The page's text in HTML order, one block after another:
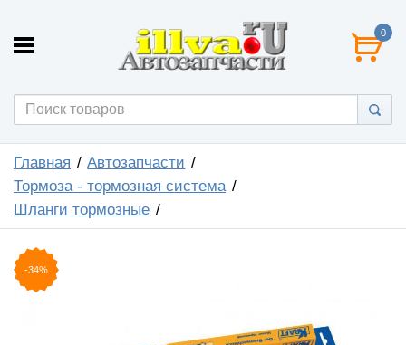
0
Главная
Автозапчасти
Тормоза - тормозная система
Шланги тормозные
-34%